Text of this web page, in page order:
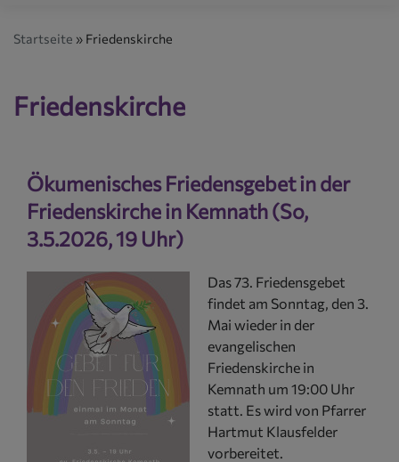
Startseite Friedenskirche
Friedenskirche
Ökumenisches Friedensgebet in der
Friedenskirche in Kemnath (So,
3.5.2026, 19 Uhr)
Das 73. Friedensgebet
findet am Sonntag, den 3.
Mai wieder in der
evangelischen
Friedenskirche in
Kemnath um 19:00 Uhr
statt. Es wird von Pfarrer
Hartmut Klausfelder
vorbereitet.